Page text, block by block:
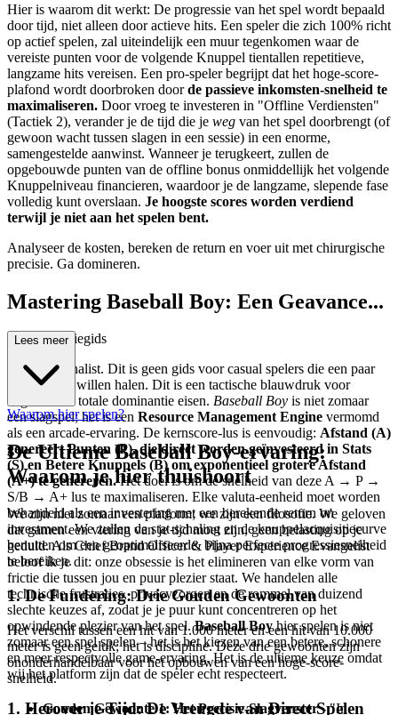
Hier is waarom dit werkt: De progressie van het spel wordt bepaald
door tijd, niet alleen door actieve hits. Een speler die zich 100% richt
op actief spelen, zal uiteindelijk een muur tegenkomen waar de
vereiste punten voor de volgende Knuppel tientallen repetitieve,
langzame hits vereisen. Een pro-speler begrijpt dat het hoge-score-
plafond wordt doorbroken doorde passieve inkomsten-snelheid te
maximaliseren. Door vroeg te investeren in "Offline Verdiensten"
(Tactiek 2), verander je de tijd die je weg van het spel doorbrengt (of
gewoon wacht tussen slagen in een sessie) in een enorme,
samengestelde aanwinst. Wanneer je terugkeert, zullen de
opgebouwde punten van de offline bonus onmiddellijk het volgende
Knuppelniveau financieren, waardoor je de langzame, slepende fase
volledig kunt overslaan. Je hoogste scores worden verdiend
terwijl je niet aan het spelen bent.
Analyseer de kosten, bereken de return en voer uit met chirurgische
precisie. Ga domineren.
Mastering Baseball Boy: Een Geavance...
erde Strategiegids
Welkom, Analist. Dit is geen gids voor casual spelers die een paar
hoge scores willen halen. Dit is een tactische blauwdruk voor
degenen die totale dominantie eisen. Baseball Boy is niet zomaar
een slagspel; het is een Resource Management Engine vermomd
als een arcade-ervaring. De kernscore-lus is eenvoudig: Afstand (A)
genereert Punten (P), die direct worden geïnvesteerd in Stats
(S) en Betere Knuppels (B) om exponentieel grotere Afstand
(A+) te genereren.Het doel is om de snelheid van deze A → P →
S/B → A+ lus te maximaliseren. Elke valuta-eenheid moet worden
behandeld als een investering met een berekende return on
investment. We zullen de stat-schaling en de knuppelacquisitiecurve
benutten om een geoptimaliseerde, bijna perfecte progressiesnelheid
te bereiken.
1. De Fundering: Drie Gouden Gewoonten
Het verschil tussen een hit van 1.000 meter en een hit van 10.000
meter is geen geluk; het is discipline. Deze drie gewoonten zijn
ononderhandelbaar voor het opbouwen van een hoge-score-
snelheid.
Gouden Gewoonte 1: Het Precisie-Slagvenster- "In
Lees meer
Waarom hier spelen?
De Ultieme Baseball Boy-ervaring:
Waarom je hier thuishoort
We zijn niet zomaar een platform; we zijn een filosofie. We geloven
dat gamen een viering van je tijd moet zijn, geen belasting op je
geduld. Als Chief Brand Officer & Player Experience Evangelist
beloof ik je dit: onze obsessie is het elimineren van elke vorm van
frictie die tussen jou en puur plezier staat. We handelen alle
technische frustraties, privacyzorgen en de rommel van duizend
slechte keuzes af, zodat je je puur kunt concentreren op het
opwindende plezier van het spel.Baseball Boyhier spelen is niet
zomaar een spel spelen – het is het kiezen van een betere, schonere
en meer respectvolle game-ervaring. Het is de ultieme keuze omdat
wij het platform zijn dat de speler echt respecteert.
1. Herover je Tijd: De Vreugde van Direct Spelen